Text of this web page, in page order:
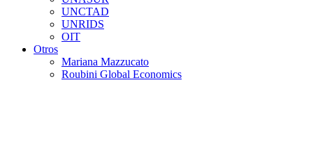
UNCTAD
UNRIDS
OIT
Otros
Mariana Mazzucato
Roubini Global Economics